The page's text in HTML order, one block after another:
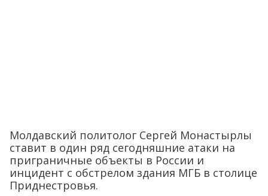
Молдавский политолог Сергей Монастырлы
ставит в один ряд сегодняшние атаки на
приграничные объекты в России и
инцидент с обстрелом здания МГБ в столице
Приднестровья.